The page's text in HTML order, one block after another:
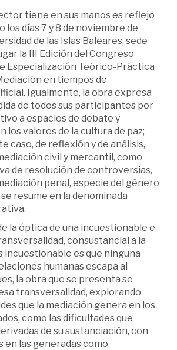
tiene en sus manos es reflejo
los días 7 y 8 de noviembre de
de las Islas Baleares, sede
la III Edición del Congreso
Especialización Teórico-Práctica
en tiempos de
Igualmente, la obra expresa
de todos sus participantes por
a espacios de debate y
los valores de la cultura de paz;
caso, de reflexión y de análisis,
civil y mercantil, como
de resolución de controversias,
penal, especie del género
resume en la denominada
la óptica de una incuestionable e
consustancial a la
incuestionable es que ninguna
humanas escapa al
la obra que se presenta se
transversalidad, explorando
que la mediación genera en los
como las dificultades que
de su sustanciación, con
en las generadas como